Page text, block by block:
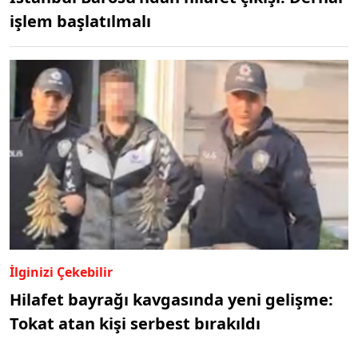
işlem başlatılmalı
İlginizi Çekebilir
Hilafet bayrağı kavgasında yeni gelişme:
Tokat atan kişi serbest bırakıldı